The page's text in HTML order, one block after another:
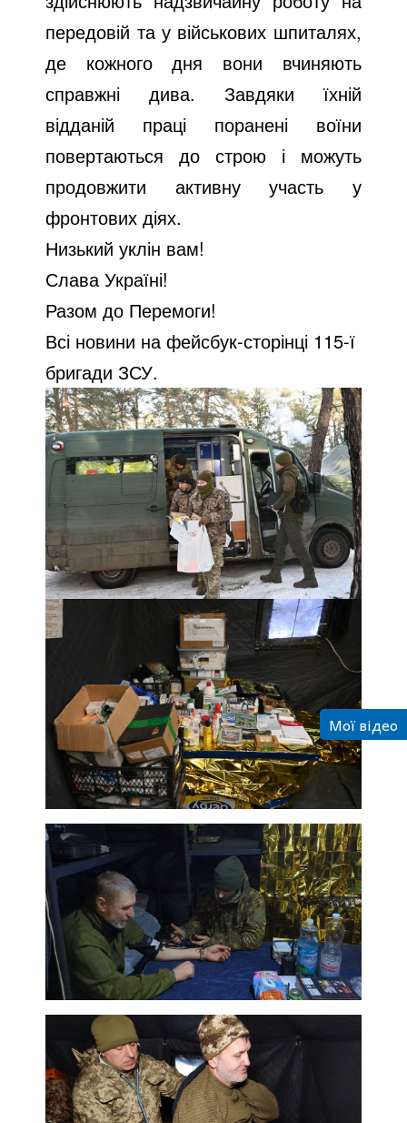
передовій та у військових шпиталях,
де кожного дня вони вчиняють
справжні дива. Завдяки їхній
відданій праці поранені воїни
повертаються до строю і можуть
продовжити активну участь у
фронтових діях.
Низький уклін вам!
Слава Україні!
Разом до Перемоги!
Всі новини на фейсбук-сторінці 115-ї
бригади ЗСУ.
Мої відео